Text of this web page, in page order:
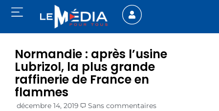
Normandie : après l’usine
Lubrizol, la plus grande
raffinerie de France en
flammes
décembre 14, 2019 Sans commentaires